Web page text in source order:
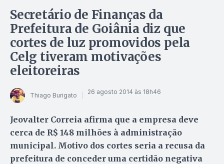
Secretário de Finanças da
Prefeitura de Goiânia diz que
cortes de luz promovidos pela
Celg tiveram motivações
eleitoreiras
Thiago Burigato 26 agosto 2014 às 18h46
Jeovalter Correia afirma que a empresa deve
cerca de R$ 148 milhões à administração
municipal. Motivo dos cortes seria a recusa da
prefeitura de conceder uma certidão negativa